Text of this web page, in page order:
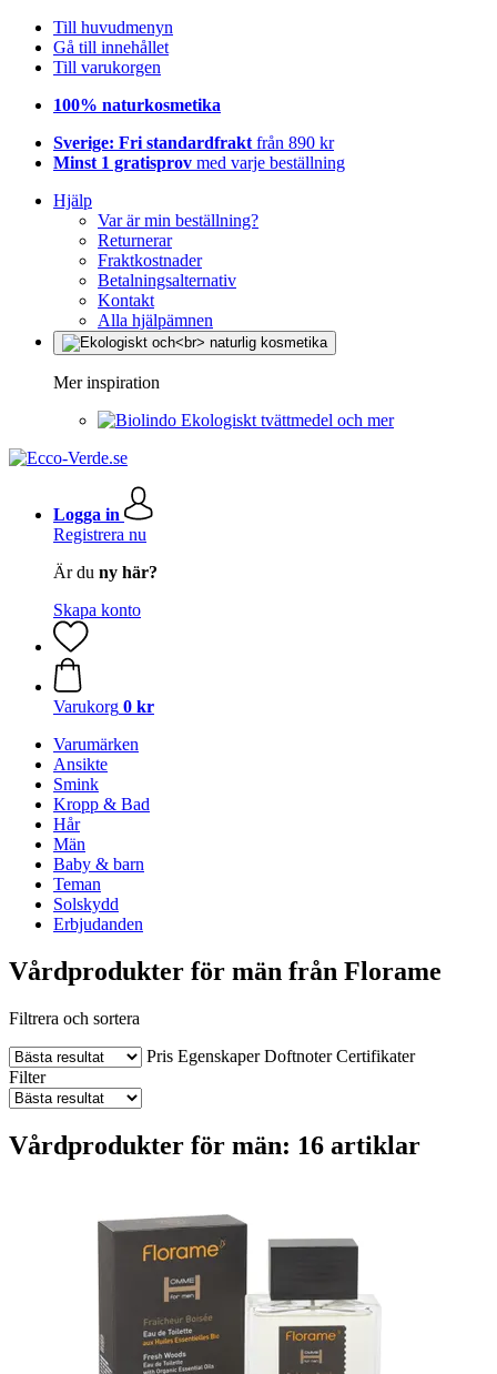
Till huvudmenyn
Gå till innehållet
Till varukorgen
100% naturkosmetika
Sverige: Fri standardfrakt från 890 kr
Minst 1 gratisprov med varje beställning
Hjälp
Var är min beställning?
Returnerar
Fraktkostnader
Betalningsalternativ
Kontakt
Alla hjälpämnen
Mer inspiration
Ekologiskt tvättmedel och mer
Logga in
Registrera nu
Är du ny här?
Skapa konto
Varukorg 0 kr
Varumärken
Ansikte
Smink
Kropp & Bad
Hår
Män
Baby & barn
Teman
Solskydd
Erbjudanden
Vårdprodukter för män från Florame
Filtrera och sortera
Pris Egenskaper Doftnoter Certifikater
Filter
Vårdprodukter för män: 16 artiklar